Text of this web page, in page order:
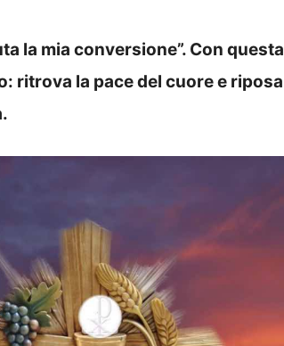
la mia conversione”. Con
ritrova la pace del cuore e